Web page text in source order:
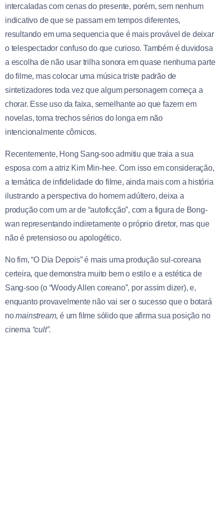
intercaladas com cenas do presente, porém, sem nenhum
indicativo de que se passam em tempos diferentes,
resultando em uma sequencia que é mais provável de deixar
o telespectador confuso do que curioso. Também é duvidosa
a escolha de não usar trilha sonora em quase nenhuma parte
do filme, mas colocar uma música triste padrão de
sintetizadores toda vez que algum personagem começa a
chorar. Esse uso da faixa, semelhante ao que fazem em
novelas, torna trechos sérios do longa em não
intencionalmente cômicos.
Recentemente, Hong Sang-soo admitiu que traia a sua
esposa com a atriz Kim Min-hee. Com isso em consideração,
a temática de infidelidade do filme, ainda mais com a história
ilustrando a perspectiva do homem adúltero, deixa a
produção com um ar de “autoficção”, com a figura de Bong-
wan representando indiretamente o próprio diretor, mas que
não é pretensioso ou apologético.
No fim, “O Dia Depois” é mais uma produção sul-coreana
certeira, que demonstra muito bem o estilo e a estética de
Sang-soo (o “Woody Allen coreano”, por assim dizer), e,
enquanto provavelmente não vai ser o sucesso que o botará
nomainstream, é um filme sólido que afirma sua posição no
cinema “cult”.